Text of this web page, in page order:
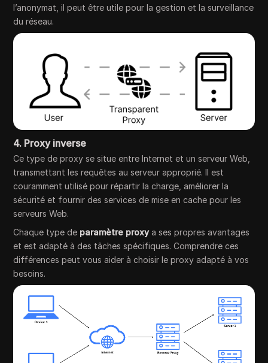
l’anonymat, il peut être utile pour la gestion et la surveillance
du réseau.
4. Proxy inverse
Ce type de proxy se situe entre Internet et un serveur Web,
transmettant les requêtes au serveur approprié. Il est
couramment utilisé pour répartir la charge, améliorer la
sécurité et fournir des services de mise en cache pour les
serveurs Web.
Chaque type de paramètre proxya ses propres avantages
et est adapté à des tâches spécifiques. Comprendre ces
différences peut vous aider à choisir le proxy adapté à vos
besoins.